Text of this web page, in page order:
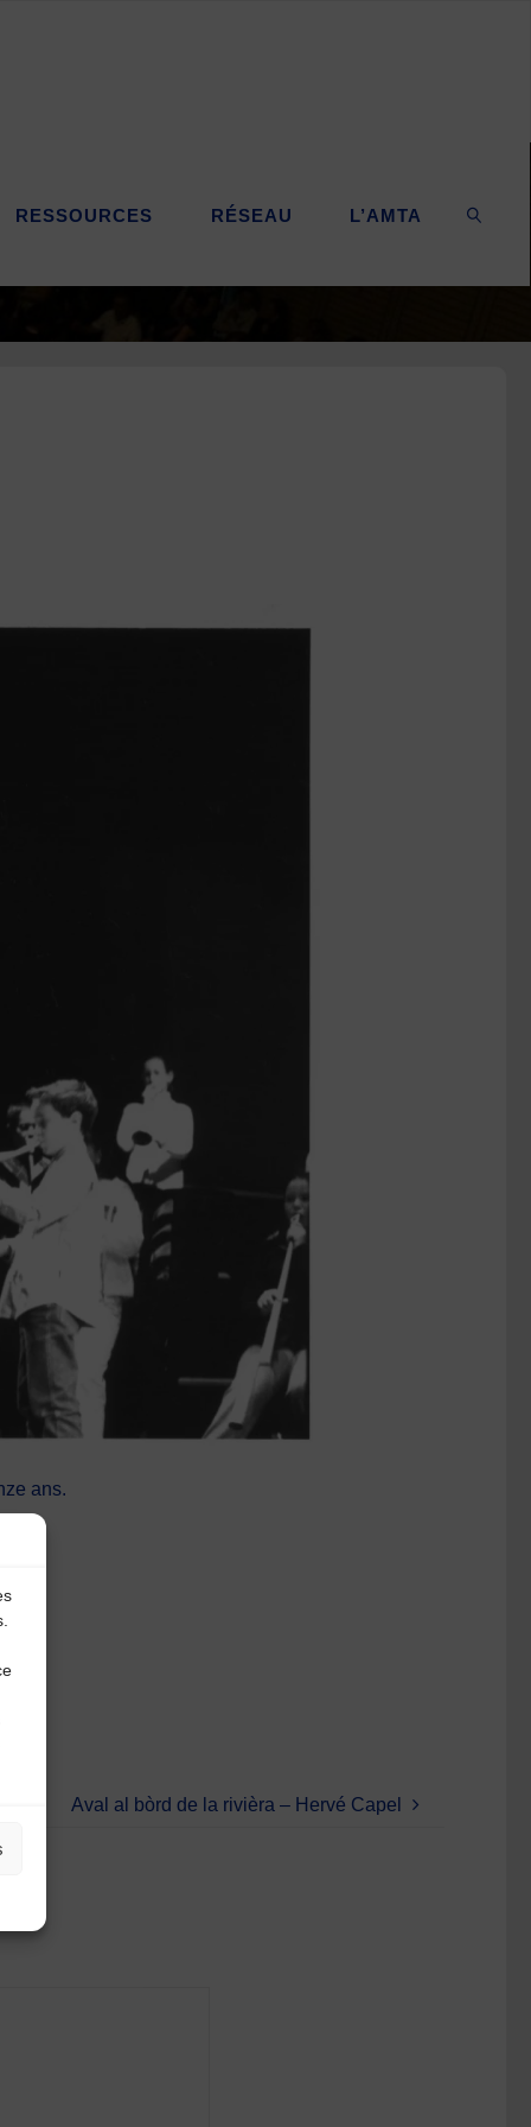
RESSOURCES RÉSEAU L’AMTA
ans.
Aval al bòrd de la rivièra – Hervé Capel